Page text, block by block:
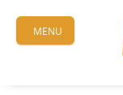
content
MENU